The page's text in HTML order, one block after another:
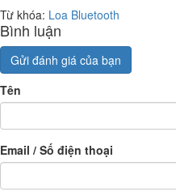
Từ khóa: Loa Bluetooth
Bình luận
Gửi đánh giá của bạn
Tên
Email / Số điện thoại